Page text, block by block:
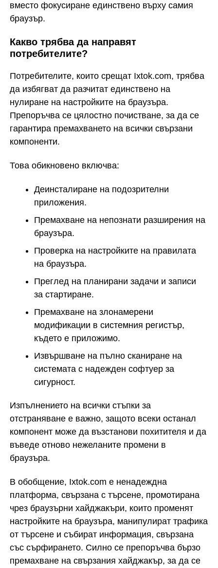
вместо фокусиране единствено върху самия
браузър.
Какво трябва да направят
потребителите?
Потребителите, които срещат Ixtok.com, трябва
да избягват да разчитат единствено на
нулиране на настройките на браузъра.
Препоръчва се цялостно почистване, за да се
гарантира премахването на всички свързани
компоненти.
Това обикновено включва:
Деинсталиране на подозрителни
приложения.
Премахване на непознати разширения на
браузъра.
Проверка на настройките на правилата
на браузъра.
Преглед на планирани задачи и записи
за стартиране.
Премахване на злонамерени
модификации в системния регистър,
където е приложимо.
Извършване на пълно сканиране на
системата с надежден софтуер за
сигурност.
Изпълнението на всички стъпки за
отстраняване е важно, защото всеки останал
компонент може да възстанови похитителя и да
въведе отново нежеланите промени в
браузъра.
В обобщение, Ixtok.com е ненадеждна
платформа, свързана с търсене, промотирана
чрез браузърни хайджакъри, които променят
настройките на браузъра, манипулират трафика
от търсене и събират информация, свързана
със сърфирането. Силно се препоръчва бързо
премахване на свързания хайджакър, за да се